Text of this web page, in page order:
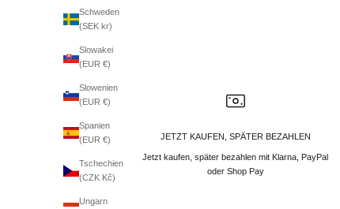
Schweden
(SEK kr)
Slowakei
(EUR €)
Slowenien
(EUR €)
Spanien
(EUR €)
Tschechien
(CZK Kč)
Ungarn
JETZT KAUFEN, SPÄTER BEZAHLEN
Jetzt kaufen, später bezahlen mit Klarna, PayPal
oder Shop Pay